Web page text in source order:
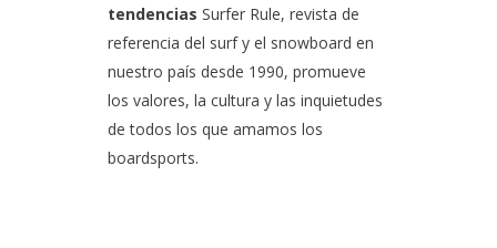
tendencias Surfer Rule, revista de
referencia del surf y el snowboard en
nuestro país desde 1990, promueve
los valores, la cultura y las inquietudes
de todos los que amamos los
boardsports.